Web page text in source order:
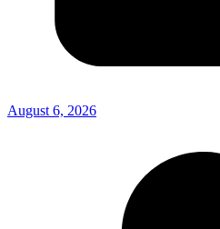
August 6, 2026